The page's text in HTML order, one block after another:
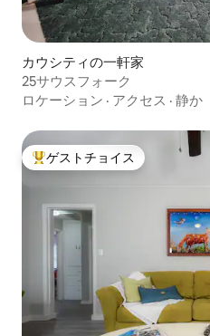
カウシティの一軒家
25サウスフォーク
ロケーション · アクセス · 静か
大好評のゲストチョイスです。
ゲストチョイス